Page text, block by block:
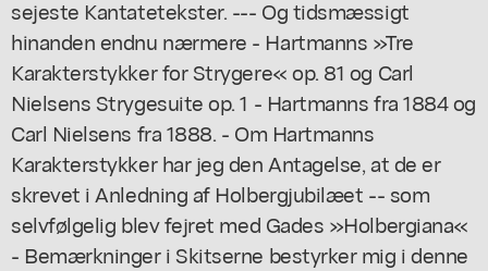
sejeste Kantatetekster. --- Og tidsmæssigt
hinanden endnu nærmere - Hartmanns »Tre
Karakterstykker for Strygere« op. 81 og Carl
Nielsens Strygesuite op. 1 - Hartmanns fra 1884 og
Carl Nielsens fra 1888. - Om Hartmanns
Karakterstykker har jeg den Antagelse, at de er
skrevet i Anledning af Holbergjubilæet -- som
selvfølgelig blev fejret med Gades »Holbergiana«
- Bemærkninger i Skitserne bestyrker mig i denne